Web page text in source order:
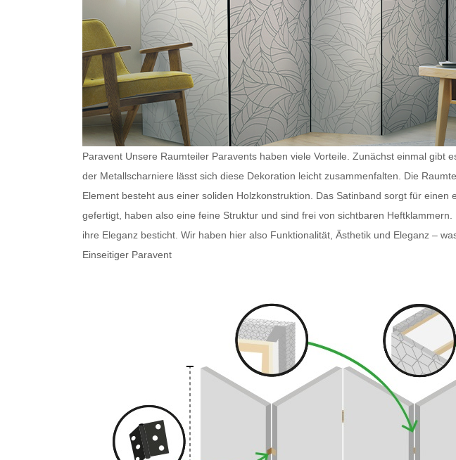
Paravent Unsere Raumteiler Paravents haben viele Vorteile. Zunächst einmal gibt
der Metallscharniere lässt sich diese Dekoration leicht zusammenfalten. Die
Element besteht aus einer soliden Holzkonstruktion. Das Satinband sorgt für einen
gefertigt, haben also eine feine Struktur und sind frei von sichtbaren
ihre Eleganz besticht. Wir haben hier also Funktionalität, Ästhetik und Eleganz –
Einseitiger Paravent